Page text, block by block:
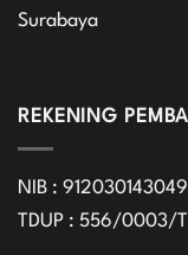
Surabaya
REKENING
NIB :
TDUP : 556/0003/